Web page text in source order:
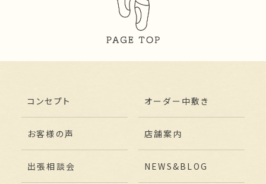
コンセプト オーダー中敷き
お客様の声 店舗案内
出張相談会 NEWS&BLOG